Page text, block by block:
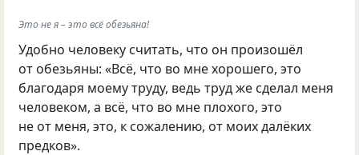
Это не я – это всё обезьяна!
Удобно человеку считать, что он произошёл
от обезьяны: «Всё, что во мне хорошего, это
благодаря моему труду, ведь труд же сделал меня
человеком, а всё, что во мне плохого, это
не от меня, это, к сожалению, от моих далёких
предков».